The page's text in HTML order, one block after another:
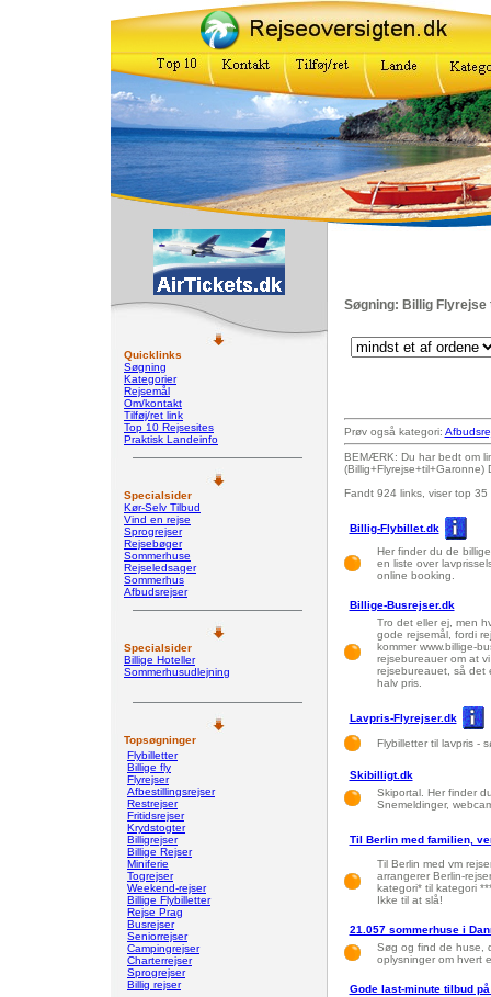
Quicklinks
Søgning
Kategorier
Rejsemål
Om/kontakt
Tilføj/ret link
Top 10 Rejsesites
Praktisk Landeinfo
Specialsider
Kør-Selv Tilbud
Vind en rejse
Sprogrejser
Rejsebøger
Sommerhuse
Rejseledsager
Sommerhus
Afbudsrejser
Specialsider
Billige Hoteller
Sommerhusudlejning
Topsøgninger
Flybilletter
Billige fly
Flyrejser
Afbestillingsrejser
Restrejser
Fritidsrejser
Krydstogter
Billigrejser
Billige Rejser
Miniferie
Togrejser
Weekend-rejser
Billige Flybilletter
Rejse Prag
Busrejser
Seniorrejser
Campingrejser
Charterrejser
Sprogrejser
Billig rejser
Søgning: Billig Flyrejse
Prøv også kategori:
BEMÆRK: Du har bedt om
Fandt 924 links, viser top 35
Billig-Flybillet.dk
Her finder du de
en liste over
online booking.
Billige-Busrejser.dk
Tro det eller ej, men
gode rejsemål, fordi
kommer www.billige-
rejsebureauer om at
rejsebureauet, så det
halv pris.
Lavpris-Flyrejser.dk
Flybilletter til lavpris -
Skibilligt.dk
Skiportal. Her finder
Snemeldinger,
Til Berlin med familien,
Til Berlin med vm
arrangerer Berlin-
kategori* til kategori
Ikke til at slå!
21.057 sommerhuse i
Søg og find de huse,
oplysninger om hvert
Gode last-minute tilbud